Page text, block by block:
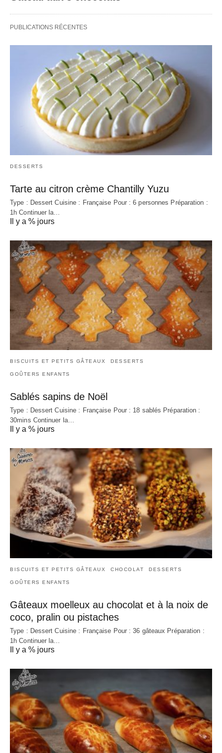
PUBLICATIONS RÉCENTES
DESSERTS
Tarte au citron crème Chantilly Yuzu
Type : Dessert Cuisine : Française Pour : 6 personnes Préparation :
1h Continuer la…
Il y a % jours
BISCUITS ET PETITS GÂTEAUX DESSERTS
GOÛTERS ENFANTS
Sablés sapins de Noël
Type : Dessert Cuisine : Française Pour : 18 sablés Préparation :
30mins Continuer la…
Il y a % jours
BISCUITS ET PETITS GÂTEAUX CHOCOLAT DESSERTS
GOÛTERS ENFANTS
Gâteaux moelleux au chocolat et à la noix de
coco, pralin ou pistaches
Type : Dessert Cuisine : Française Pour : 36 gâteaux Préparation :
1h Continuer la…
Il y a % jours